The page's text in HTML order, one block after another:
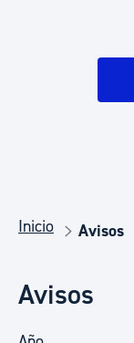
Inicio Avisos
Avisos